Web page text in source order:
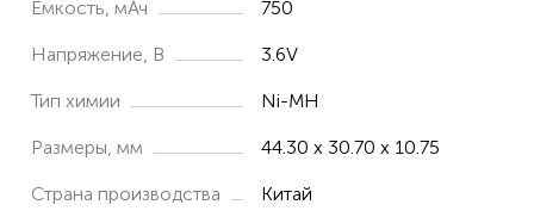
COMFORT DECT EASY
DECT
Емкость, мАч 750
Напряжение, В 3.6V
Тип химии Ni-MH
Размеры, мм 44.30 x 30.70 x 10.75
Страна производства Китай